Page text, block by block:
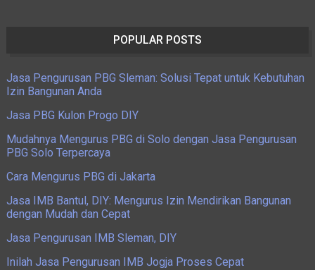
POPULAR POSTS
Jasa Pengurusan PBG Sleman: Solusi Tepat untuk Kebutuhan
Izin Bangunan Anda
Jasa PBG Kulon Progo DIY
Mudahnya Mengurus PBG di Solo dengan Jasa Pengurusan
PBG Solo Terpercaya
Cara Mengurus PBG di Jakarta
Jasa IMB Bantul, DIY: Mengurus Izin Mendirikan Bangunan
dengan Mudah dan Cepat
Jasa Pengurusan IMB Sleman, DIY
Inilah Jasa Pengurusan IMB Jogja Proses Cepat